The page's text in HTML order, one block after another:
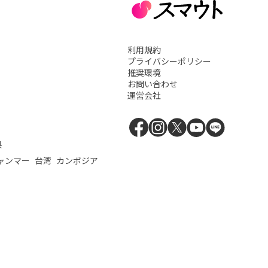
ンマー 台湾 カンボジア
利用規約
プライバシーポリシー
推奨環境
お問い合わせ
運営会社